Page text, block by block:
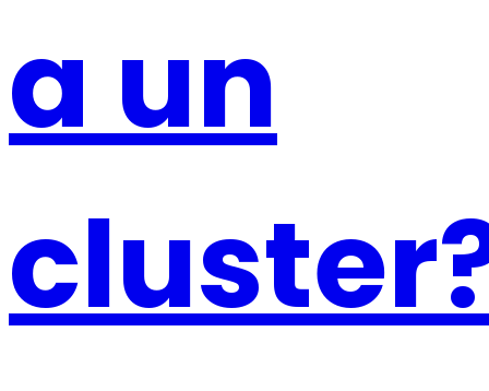
a un